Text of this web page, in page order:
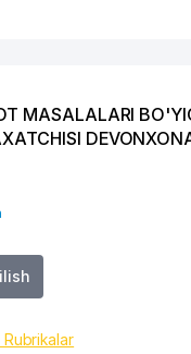
MASALALARI